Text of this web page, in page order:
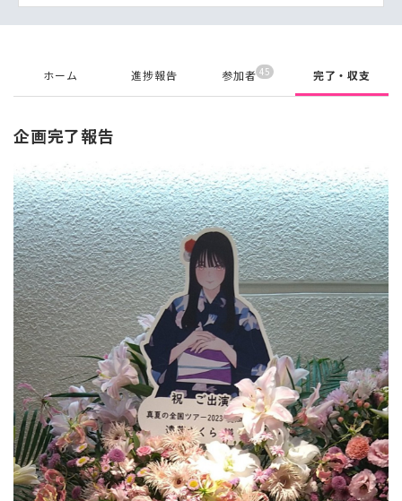
ホーム 進捗報告 参加者 45 完了・収支
企画完了報告